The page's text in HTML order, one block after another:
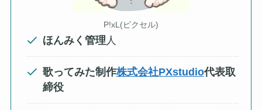
P!xL(ピクセル)
ほんみく管理 人
歌ってみた制作株式会社PXstudio代表取
締役